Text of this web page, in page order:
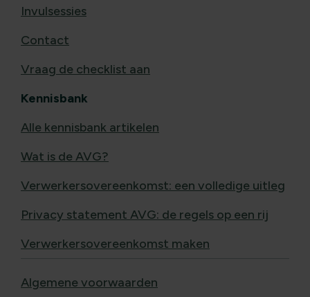
Invulsessies
Contact
Vraag de checklist aan
Kennisbank
Alle kennisbank artikelen
Wat is de AVG?
Verwerkersovereenkomst: een volledige uitleg
Privacy statement AVG: de regels op een rij
Verwerkersovereenkomst maken
Algemene voorwaarden